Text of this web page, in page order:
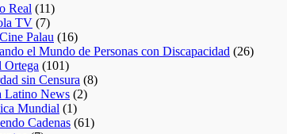
Real (11)
TV (7)
Palau (16)
el Mundo de Personas con Discapacidad (26)
Ortega (101)
sin Censura (8)
Latino News (2)
Mundial (1)
Cadenas (61)